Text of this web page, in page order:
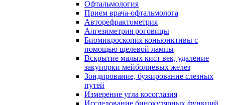
Офтальмология
Прием врача-офтальмолога
Авторефрактометрия
Алгезиметрия роговицы
Биомикроскопия коньюнктивы с
помощью щелевой лампы
Вскрытие малых кист век, удаление
закупорки мейболиевых желез
Зондирование, бужирование слезных
путей
Измерение угла косоглазия
Исследование бинокулярных функций